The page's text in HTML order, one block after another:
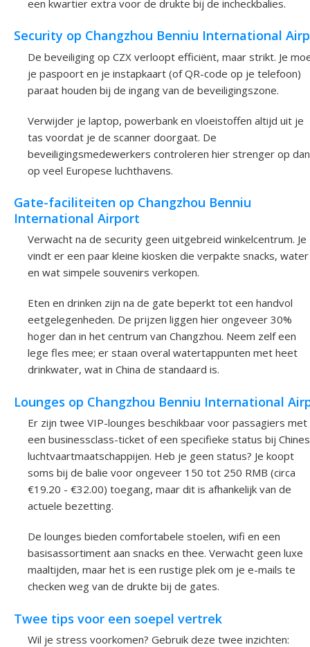
een kwartier extra voor de drukte bij de incheckbalies.
Security op Changzhou Benniu International
De beveiliging op CZX verloopt efficiënt, maar strikt. Je
je paspoort en je instapkaart (of QR-code op je telefoon)
paraat houden bij de ingang van de beveiligingszone.
Verwijder je laptop, powerbank en vloeistoffen altijd uit je
tas voordat je de scanner doorgaat. De
beveiligingsmedewerkers controleren hier strenger op dan
op veel Europese luchthavens.
Gate-faciliteiten op Changzhou Benniu
International Airport
Verwacht na de security geen uitgebreid winkelcentrum. Je
vindt er een paar kleine kiosken die verpakte snacks, water
en wat simpele souvenirs verkopen.
Eten en drinken zijn na de gate beperkt tot een handvol
eetgelegenheden. De prijzen liggen hier ongeveer 30%
hoger dan in het centrum van Changzhou. Neem zelf een
lege fles mee; er staan overal watertappunten met heet
drinkwater, wat in China de standaard is.
Lounges op Changzhou Benniu International
Er zijn twee VIP-lounges beschikbaar voor passagiers met
een businessclass-ticket of een specifieke status bij
luchtvaartmaatschappijen. Heb je geen status? Je koopt
soms bij de balie voor ongeveer 150 tot 250 RMB (circa
€19.20 - €32.00) toegang, maar dit is afhankelijk van de
actuele bezetting.
De lounges bieden comfortabele stoelen, wifi en een
basisassortiment aan snacks en thee. Verwacht geen luxe
maaltijden, maar het is een rustige plek om je e-mails te
checken weg van de drukte bij de gates.
Twee tips voor een soepel vertrek
Wil je stress voorkomen? Gebruik deze twee inzichten: